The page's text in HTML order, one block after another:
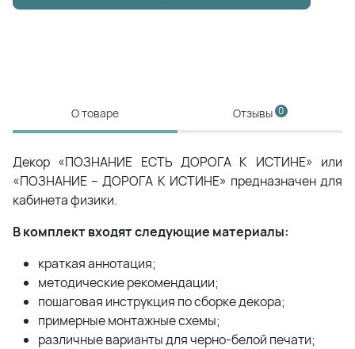
О товаре Отзывы 0
Декор «ПОЗНАНИЕ ЕСТЬ ДОРОГА К ИСТИНЕ» или
«ПОЗНАНИЕ – ДОРОГА К ИСТИНЕ» предназначен для
кабинета физики.
В комплект входят следующие материалы:
краткая аннотация;
методические рекомендации;
пошаговая инструкция по сборке декора;
примерные монтажные схемы;
различные варианты для черно-белой печати;